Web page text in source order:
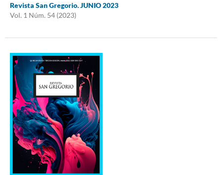
Revista San Gregorio. JUNIO 2023
Vol. 1 Núm. 54 (2023)